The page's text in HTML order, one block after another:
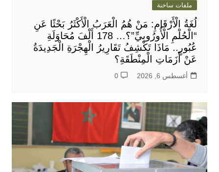
ملفات ساخنة
لُغَةُ الْأَرْقَامِ: مَنْ هُمُ الْعَرَبُ الْأَكْثَرُ بَحْثًا عَنِ
“الْحُلْمِ الْأُورُوبِيِّ”؟… 178 أَلْفَ مُحَاوَلَةِ
عُبُورٍ.. مَاذَا تَكْشِفُ تَقَارِيرُ الْهِجْرَةِ الْجَدِيدَةُ
عَنْ أَزَمَاتِ الْمِنْطَقَةِ؟
أغسطس 6, 2026 0